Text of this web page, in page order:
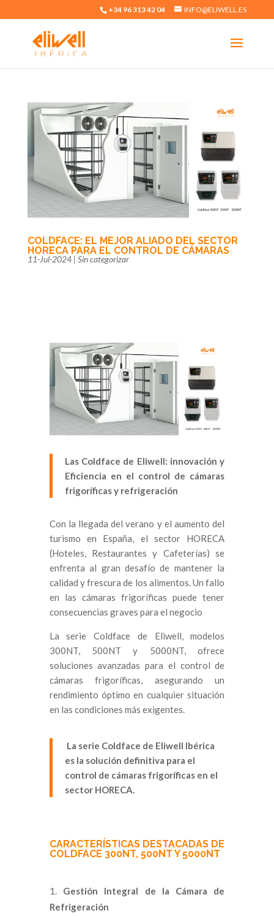
+34 96 313 42 04 INFO@ELIWELL.ES
COLDFACE: EL MEJOR ALIADO DEL SECTOR
HORECA PARA EL CONTROL DE CÁMARAS
11-Jul-2024| Sin categorizar
Las Coldface de Eliwell: innovación y
Eficiencia en el control de cámaras
frigoríficas y refrigeración
Con la llegada del verano y el aumento del
turismo en España, el sector HORECA
(Hoteles, Restaurantes y Cafeterías) se
enfrenta al gran desafío de mantener la
calidad y frescura de los alimentos. Un fallo
en las cámaras frigoríficas puede tener
consecuencias graves para el negocio
La serie Coldface de Eliwell, modelos
300NT, 500NT y 5000NT, ofrece
soluciones avanzadas para el control de
cámaras frigoríficas, asegurando un
rendimiento óptimo en cualquier situación
en las condiciones más exigentes.
La serie Coldface de Eliwell Ibérica
es la solución definitiva para el
control de cámaras frigoríficas en el
sector HORECA.
CARACTERÍSTICAS DESTACADAS DE
COLDFACE 300NT, 500NT Y 5000NT
Gestión Integral de la Cámara de
Refrigeración